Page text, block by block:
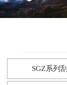
SGZ系列